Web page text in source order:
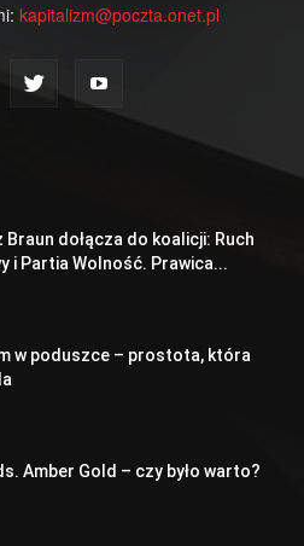
kapitalizm@poczta.onet.pl
Braun dołącza do koalicji: Ruch
i Partia Wolność. Prawica...
w poduszce – prostota, która
Amber Gold – czy było warto?